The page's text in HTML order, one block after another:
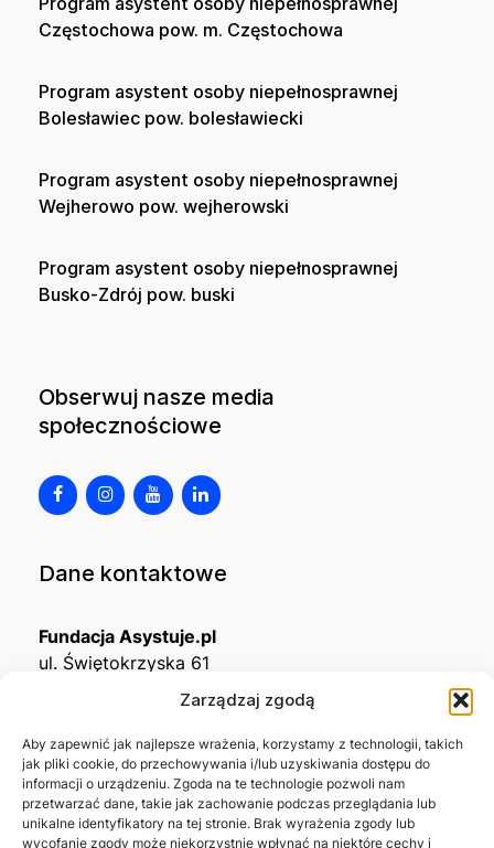
Zarządzaj zgodą
Aby zapewnić jak najlepsze wrażenia, korzystamy z technologii, takich
jak pliki cookie, do przechowywania i/lub uzyskiwania dostępu do
informacji o urządzeniu. Zgoda na te technologie pozwoli nam
przetwarzać dane, takie jak zachowanie podczas przeglądania lub
unikalne identyfikatory na tej stronie. Brak wyrażenia zgody lub
wycofanie zgody może niekorzystnie wpłynąć na niektóre cechy i
Częstochowa pow. m. Częstochowa
Program asystent osoby niepełnosprawnej
Bolesławiec pow. bolesławiecki
Program asystent osoby niepełnosprawnej
Wejherowo pow. wejherowski
Program asystent osoby niepełnosprawnej
Busko-Zdrój pow. buski
Obserwuj nasze media
społecznościowe
Dane kontaktowe
Fundacja Asystuje.pl
ul. Świętokrzyska 61
KRS0001215994
NIP5492488380
REGON543667703